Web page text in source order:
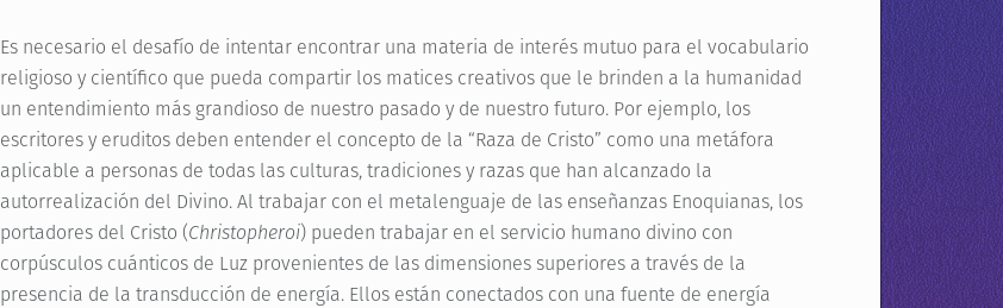
Es necesario el desafío de intentar encontrar una materia de interés mutuo para el vocabulario
religioso y científico que pueda compartir los matices creativos que le brinden a la humanidad
un entendimiento más grandioso de nuestro pasado y de nuestro futuro. Por ejemplo, los
escritores y eruditos deben entender el concepto de la “Raza de Cristo” como una metáfora
aplicable a personas de todas las culturas, tradiciones y razas que han alcanzado la
autorrealización del Divino. Al trabajar con el metalenguaje de las enseñanzas Enoquianas, los
portadores del Cristo (Christopheroi) pueden trabajar en el servicio humano divino con
corpúsculos cuánticos de Luz provenientes de las dimensiones superiores a través de la
presencia de la transducción de energía. Ellos están conectados con una fuente de energía